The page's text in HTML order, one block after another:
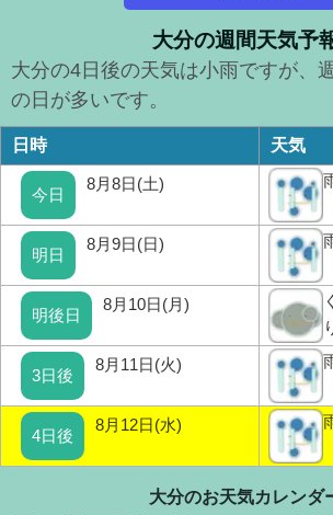
大分の週間天気予
大分の4日後の天気は小雨ですが、
の日が多いです。
日時 天気
8月8日(土)
今日
8月9日(日)
明日
8月10日(月)
明後日
8月11日(火)
3日後
8月12日(水)
4日後
大分のお天気カレンダ